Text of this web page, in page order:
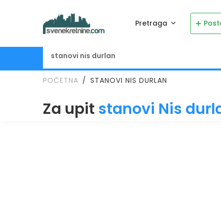
Pretraga
POČETNA STANOVI NIS DURLAN
Za upit stanovi Nis